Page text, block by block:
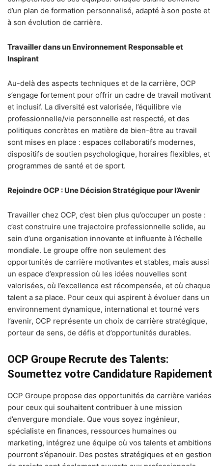
d’un plan de formation personnalisé, adapté à son poste et
à son évolution de carrière.
Travailler dans un Environnement Responsable et
Inspirant
Au-delà des aspects techniques et de la carrière, OCP
s’engage fortement pour offrir un cadre de travail motivant
et inclusif. La diversité est valorisée, l’équilibre vie
professionnelle/vie personnelle est respecté, et des
politiques concrètes en matière de bien-être au travail
sont mises en place : espaces collaboratifs modernes,
dispositifs de soutien psychologique, horaires flexibles, et
programmes de santé et de sport.
Rejoindre OCP : Une Décision Stratégique pour l’Avenir
Travailler chez OCP, c’est bien plus qu’occuper un poste :
c’est construire une trajectoire professionnelle solide, au
sein d’une organisation innovante et influente à l’échelle
mondiale. Le groupe offre non seulement des
opportunités de carrière motivantes et stables, mais aussi
un espace d’expression où les idées nouvelles sont
valorisées, où l’excellence est récompensée, et où chaque
talent a sa place. Pour ceux qui aspirent à évoluer dans un
environnement dynamique, international et tourné vers
l’avenir, OCP représente un choix de carrière stratégique,
porteur de sens, de défis et d’opportunités durables.
OCP Groupe Recrute des Talents:
Soumettez votre Candidature Rapidement
OCP Groupe propose des opportunités de carrière variées
pour ceux qui souhaitent contribuer à une mission
d’envergure mondiale. Que vous soyez ingénieur,
spécialiste en finances, ressources humaines ou
marketing, intégrez une équipe où vos talents et ambitions
pourront s’épanouir. Des postes stratégiques et en gestion